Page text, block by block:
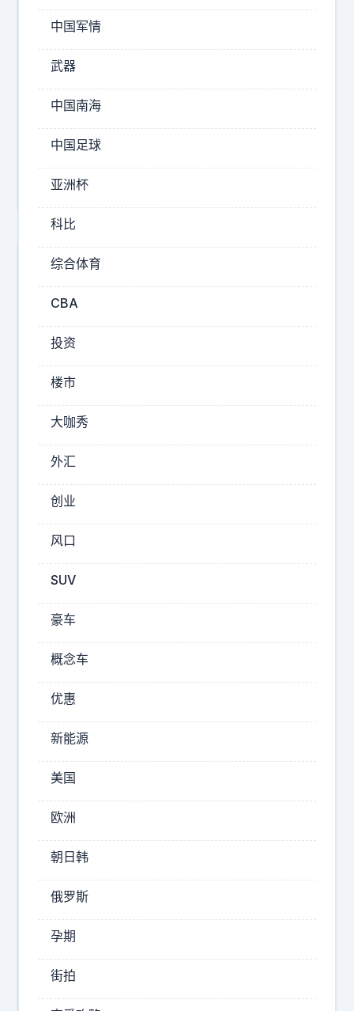
被
天
。
有
2026-
07-
03
20:22
忙
忙
碌
碌
宝
藏
观
后
感
里
家
为
寻
宝
忙
不
地
，
一
欢
又
执
着
的
。
1
岁
德
奇
别
响
，
魔
笛
走
完
五
届
世
界
杯
二
十
征
。
依
全
中国军情
武器
中国南海
中国足球
亚洲杯
科比
综合体育
CBA
投资
楼市
大咖秀
外汇
创业
风口
SUV
豪车
概念车
优惠
新能源
美国
欧洲
朝日韩
俄罗斯
孕期
街拍